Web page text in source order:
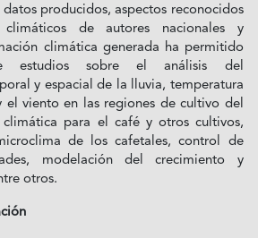
producidos, aspectos reconocidos
de autores nacionales y
climática generada ha permitido
estudios sobre el análisis del
y espacial de la lluvia, temperatura
viento en las regiones de cultivo del
climática para el café y otros cultivos,
de los cafetales, control de
modelación del crecimiento y
otros.